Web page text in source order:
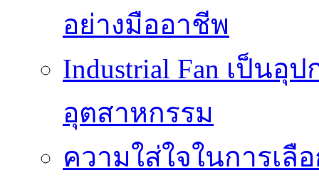
อย่างมืออาชีพ
Industrial Fan เป็น
อุตสาหกรรม
ความใส่ใจในการเ